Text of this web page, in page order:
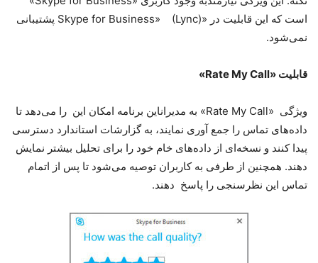
است که این قابلیت در «Skype for Business» (Lync) پشتیبانی
نمی‌شود.
قابلیت «Rate My Call»
ویژگی «Rate My Call» به مدیراناین برنامه امکان این را می‌دهد تا
داده‌های تماس را جمع آوری نمایند، به گزارشات استاندارد دسترسی
پیدا کنند و نسخه‌ای از داده‌های خام خود را برای تحلیل بیشتر نمایش
دهند. همچنین از طرفی به کاربران توصیه می‌شود تا پس از اتمام
تماس این نظرسنجی را پاسخ دهند.